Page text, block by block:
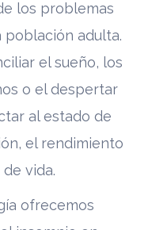
los problemas
adulta.
el sueño, los
o el despertar
al estado de
el rendimiento
vida.
ofrecemos